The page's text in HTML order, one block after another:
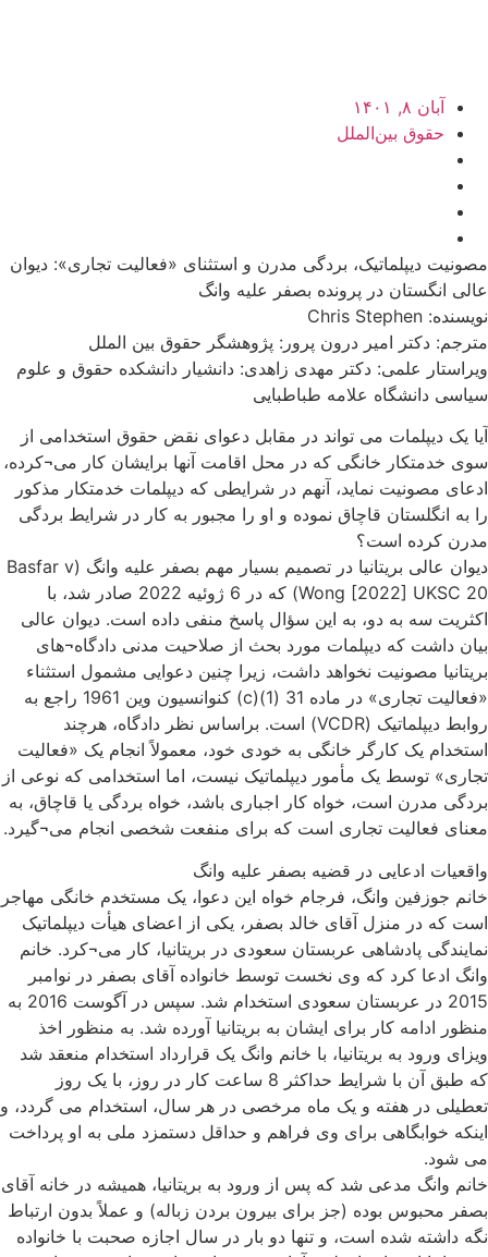
آبان ۸, ۱۴۰۱
حقوق بین‌الملل
مصونیت دیپلماتیک، بردگی مدرن و استثنای «فعالیت تجاری»: دیوان
عالی انگستان در پرونده بصفر علیه وانگ
نویسنده: Chris Stephen
مترجم: دکتر امیر درون پرور: پژوهشگر حقوق بین الملل
ویراستار علمی: دکتر مهدی زاهدی: دانشیار دانشکده حقوق و علوم
سیاسی دانشگاه علامه طباطبایی
آیا یک دیپلمات می تواند در مقابل دعوای نقض حقوق استخدامی از
سوی خدمتکار خانگی که در محل اقامت آنها برایشان کار می¬کرده،
ادعای مصونیت نماید، آنهم در شرایطی که دیپلمات خدمتکار مذکور
را به انگلستان قاچاق نموده و او را مجبور به کار در شرایط بردگی
مدرن کرده است؟
دیوان عالی بریتانیا در تصمیم بسیار مهم بصفر علیه وانگ (Basfar v
Wong [2022] UKSC 20) که در 6 ژوئیه 2022 صادر شد، با
اکثریت سه به دو، به این سؤال پاسخ منفی داده است. دیوان عالی
بیان داشت که دیپلمات مورد بحث از صلاحیت مدنی دادگاه¬های
بریتانیا مصونیت نخواهد داشت، زیرا چنین دعوایی مشمول استثناء
«فعالیت تجاری» در ماده 31 (1)(c) کنوانسیون وین 1961 راجع به
روابط دیپلماتیک (VCDR) است. براساس نظر دادگاه، هرچند
استخدام یک کارگر خانگی به خودی خود، معمولاً انجام یک «فعالیت
تجاری» توسط یک مأمور دیپلماتیک نیست، اما استخدامی که نوعی از
بردگی مدرن است، خواه کار اجباری باشد، خواه بردگی یا قاچاق، به
معنای فعالیت تجاری است که برای منفعت شخصی انجام می¬گیرد.
واقعیات ادعایی در قضیه بصفر علیه وانگ
خانم جوزفین وانگ، فرجام خواه این دعوا، یک مستخدم خانگی مهاجر
است که در منزل آقای خالد بصفر، یکی از اعضای هیأت دیپلماتیک
نمایندگی پادشاهی عربستان سعودی در بریتانیا، کار می¬کرد. خانم
وانگ ادعا کرد که وی نخست توسط خانواده آقای بصفر در نوامبر
2015 در عربستان سعودی استخدام شد. سپس در آگوست 2016 به
منظور ادامه کار برای ایشان به بریتانیا آورده شد. به منظور اخذ
ویزای ورود به بریتانیا، با خانم وانگ یک قرارداد استخدام منعقد شد
که طبق آن با شرایط حداکثر 8 ساعت کار در روز، با یک روز
تعطیلی در هفته و یک ماه مرخصی در هر سال، استخدام می گردد، و
اینکه خوابگاهی برای وی فراهم و حداقل دستمزد ملی به او پرداخت
می شود.
خانم وانگ مدعی شد که پس از ورود به بریتانیا، همیشه در خانه آقای
بصفر محبوس بوده (جز برای بیرون بردن زباله) و عملاً بدون ارتباط
نگه داشته شده است، و تنها دو بار در سال اجازه صحبت با خانواده